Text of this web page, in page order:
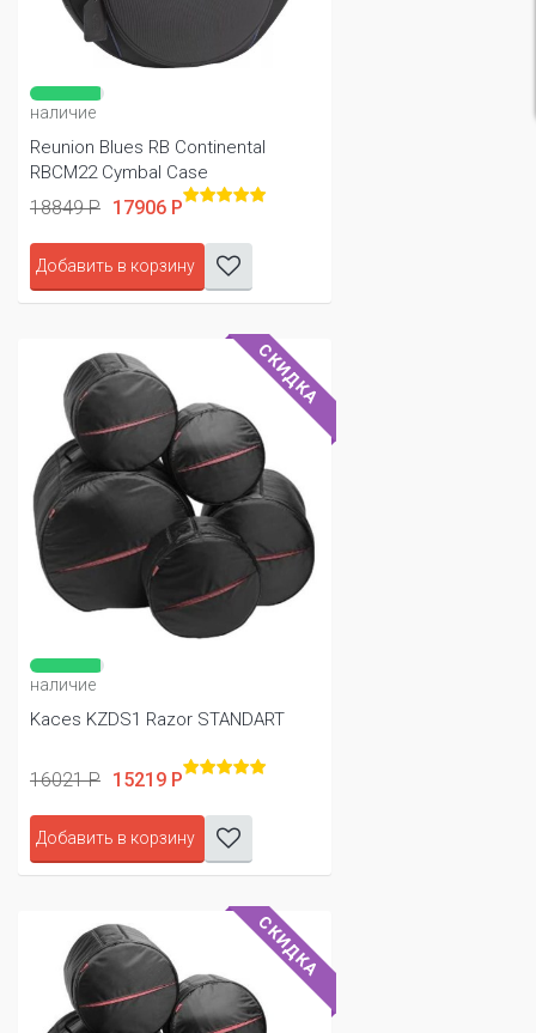
наличие
Reunion Blues RB Continental
RBCM22 Cymbal Case
18849 Р 17906 Р
Добавить в корзину
СКИДКА
наличие
Kaces KZDS1 Razor STANDART
16021 Р 15219 Р
Добавить в корзину
СКИДКА